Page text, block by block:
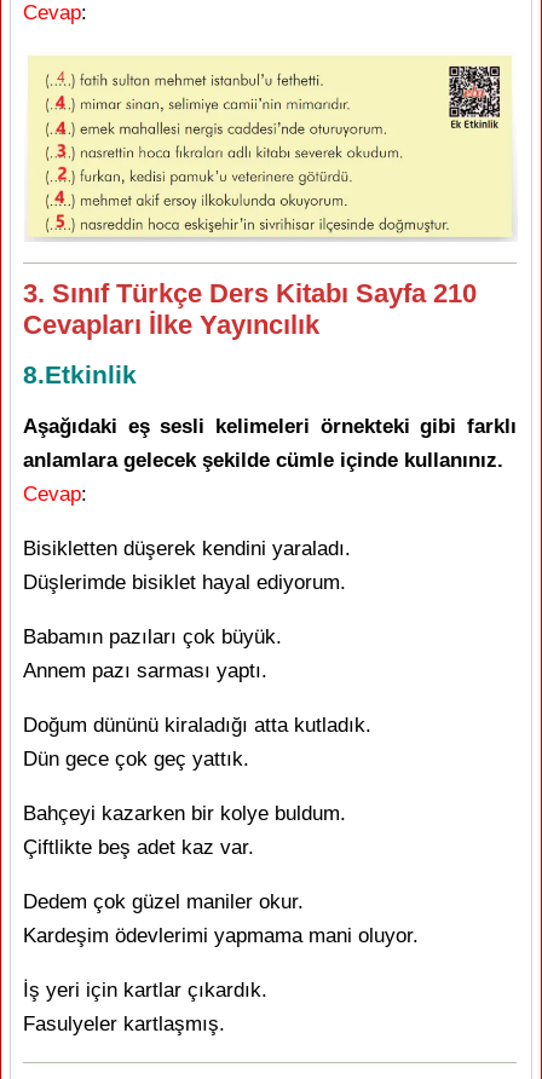
Cevap:
3. Sınıf Türkçe Ders Kitabı Sayfa 210
Cevapları İlke Yayıncılık
8.Etkinlik
Aşağıdaki eş sesli kelimeleri örnekteki gibi farklı
anlamlara gelecek şekilde cümle içinde kullanınız.
Cevap:
Bisikletten düşerek kendini yaraladı.
Düşlerimde bisiklet hayal ediyorum.
Babamın pazıları çok büyük.
Annem pazı sarması yaptı.
Doğum dününü kiraladığı atta kutladık.
Dün gece çok geç yattık.
Bahçeyi kazarken bir kolye buldum.
Çiftlikte beş adet kaz var.
Dedem çok güzel maniler okur.
Kardeşim ödevlerimi yapmama mani oluyor.
İş yeri için kartlar çıkardık.
Fasulyeler kartlaşmış.